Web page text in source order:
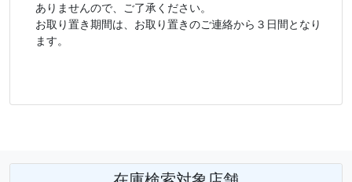
ありませんので、ご了承ください。
お取り置き期間は、お取り置きのご連絡から３日間となり
ます。